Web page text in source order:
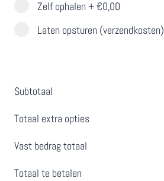
Zelf ophalen +€0,00
Laten opsturen (verzendkosten)
Subtotaal
Totaal extra opties
Vast bedrag totaal
Totaal te betalen